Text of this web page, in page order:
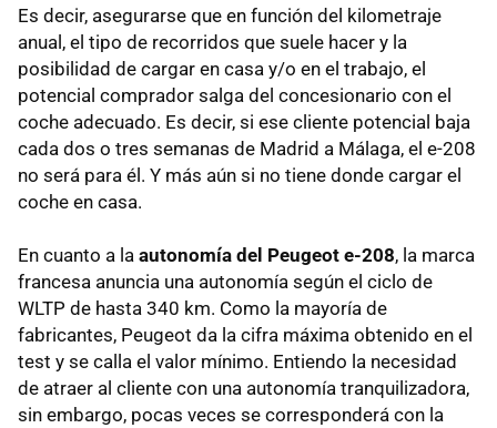
Es decir, asegurarse que en función del kilometraje
anual, el tipo de recorridos que suele hacer y la
posibilidad de cargar en casa y/o en el trabajo, el
potencial comprador salga del concesionario con el
coche adecuado. Es decir, si ese cliente potencial baja
cada dos o tres semanas de Madrid a Málaga, el e-208
no será para él. Y más aún si no tiene donde cargar el
coche en casa.
En cuanto a la autonomía del Peugeot e-208, la marca
francesa anuncia una autonomía según el ciclo de
WLTP de hasta 340 km. Como la mayoría de
fabricantes, Peugeot da la cifra máxima obtenido en el
test y se calla el valor mínimo. Entiendo la necesidad
de atraer al cliente con una autonomía tranquilizadora,
sin embargo, pocas veces se corresponderá con la